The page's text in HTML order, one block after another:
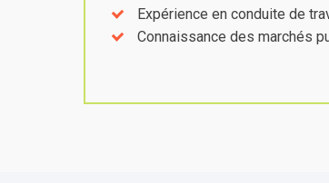
Expérience en conduite de
Connaissance des marchés